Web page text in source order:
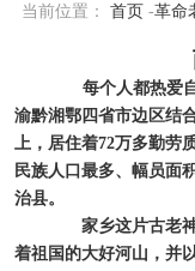
当前位置： 首页 -革命
每个人都热爱
渝黔湘鄂四省市边区结
上，居住着72万多勤劳
民族人口最多、幅员面
治县。
家乡这片古老神
着祖国的大好河山，并